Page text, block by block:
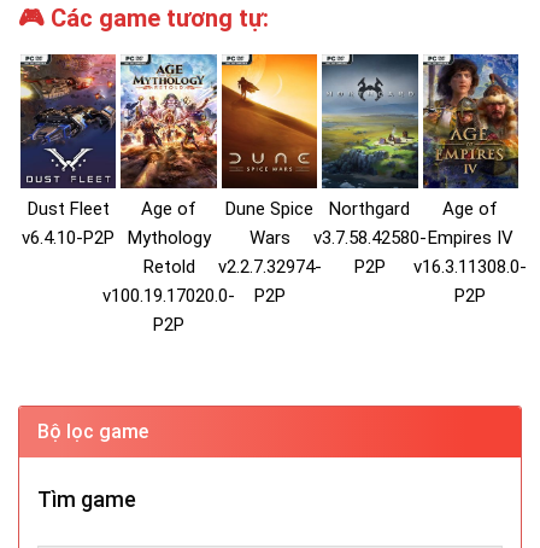
🎮 Các game tương tự:
Dust Fleet
v6.4.10-P2P
Age of
Mythology
Retold
v100.19.17020.0-
P2P
Dune Spice
Wars
v2.2.7.32974-
P2P
Northgard
v3.7.58.42580-
P2P
Age of
Empires IV
v16.3.11308.0-
P2P
Bộ lọc game
Tìm game